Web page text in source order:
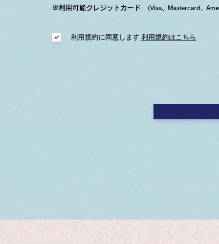
※利用可能クレジットカード
(Visa、Mastercard、
利用規約に同意します 利用規約はこちら